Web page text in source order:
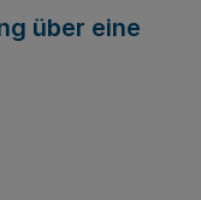
über eine